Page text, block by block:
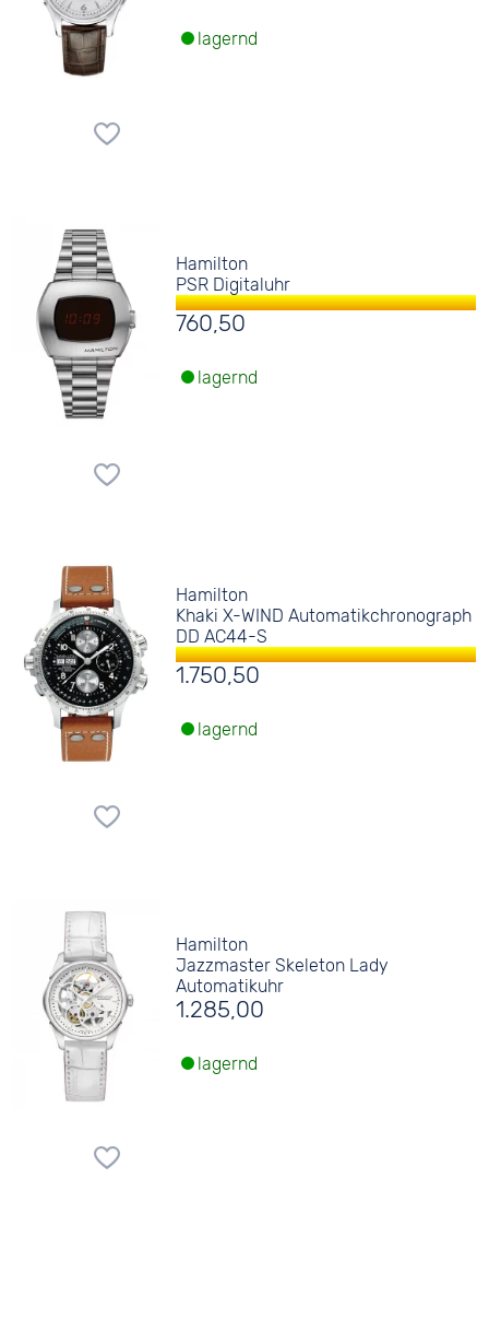
lagernd
Hamilton
PSR Digitaluhr
760,50
lagernd
Hamilton
Khaki X-WIND Automatikchronograph
DD AC44-S
1.750,50
lagernd
Hamilton
Jazzmaster Skeleton Lady
Automatikuhr
1.285,00
lagernd